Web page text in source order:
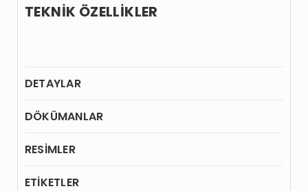
TEKNİK ÖZELLİKLER
DETAYLAR
DÖKÜMANLAR
RESİMLER
ETİKETLER